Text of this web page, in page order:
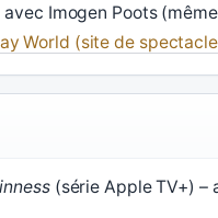
Imogen Poots
World (site de
(série Apple TV+) –